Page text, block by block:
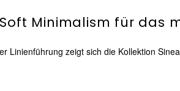
Minimalism für das
Linienführung zeigt sich die Kollektion